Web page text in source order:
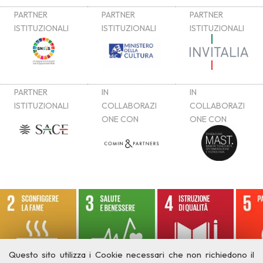
Questo sito utilizza i Cookie necessari che non richiedono il